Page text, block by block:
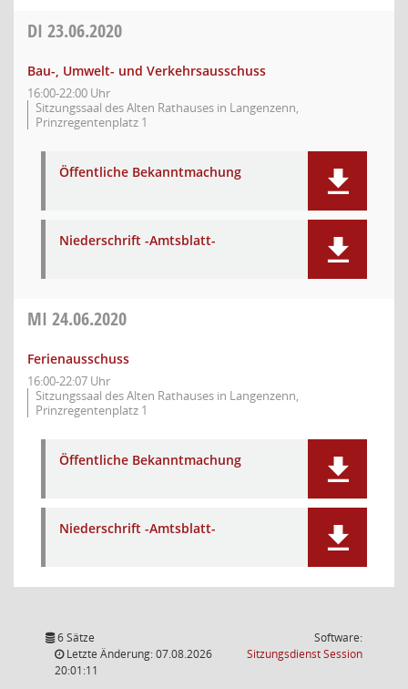
DI 23.06.2020
Bau-, Umwelt- und Verkehrsausschuss
16:00-22:00 Uhr
Sitzungssaal des Alten Rathauses in Langenzenn,
Prinzregentenplatz 1
Öffentliche Bekanntmachung
Niederschrift -Amtsblatt-
MI 24.06.2020
Ferienausschuss
16:00-22:07 Uhr
Sitzungssaal des Alten Rathauses in Langenzenn,
Prinzregentenplatz 1
Öffentliche Bekanntmachung
Niederschrift -Amtsblatt-
6 Sätze
Letzte Änderung: 07.08.2026
20:01:11
Software:
SitzungsdienstSession(Wird in